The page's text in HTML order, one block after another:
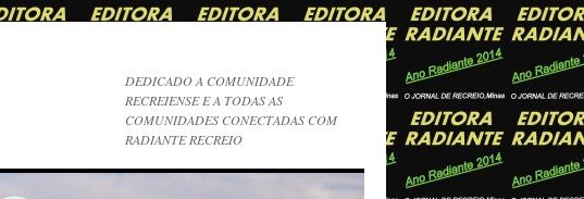
DEDICADO A COMUNIDADE
RECREIENSE E A TODAS AS
COMUNIDADES CONECTADAS COM
RADIANTE RECREIO